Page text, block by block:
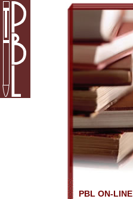
PBL ON-LINE